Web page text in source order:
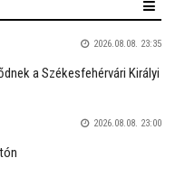
2026.08.08. 23:35
a Székesfehérvári Királyi
2026.08.08. 23:00